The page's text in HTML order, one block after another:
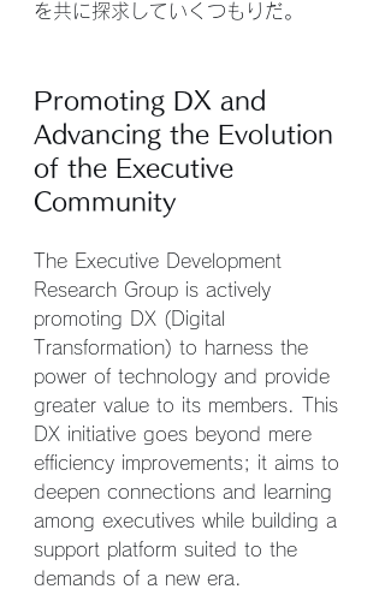
を共に探求していくつもりだ。
Promoting DX and
Advancing the Evolution
of the Executive
Community
The Executive Development
Research Group is actively
promoting DX (Digital
Transformation) to harness the
power of technology and provide
greater value to its members. This
DX initiative goes beyond mere
efficiency improvements; it aims to
deepen connections and learning
among executives while building a
support platform suited to the
demands of a new era.